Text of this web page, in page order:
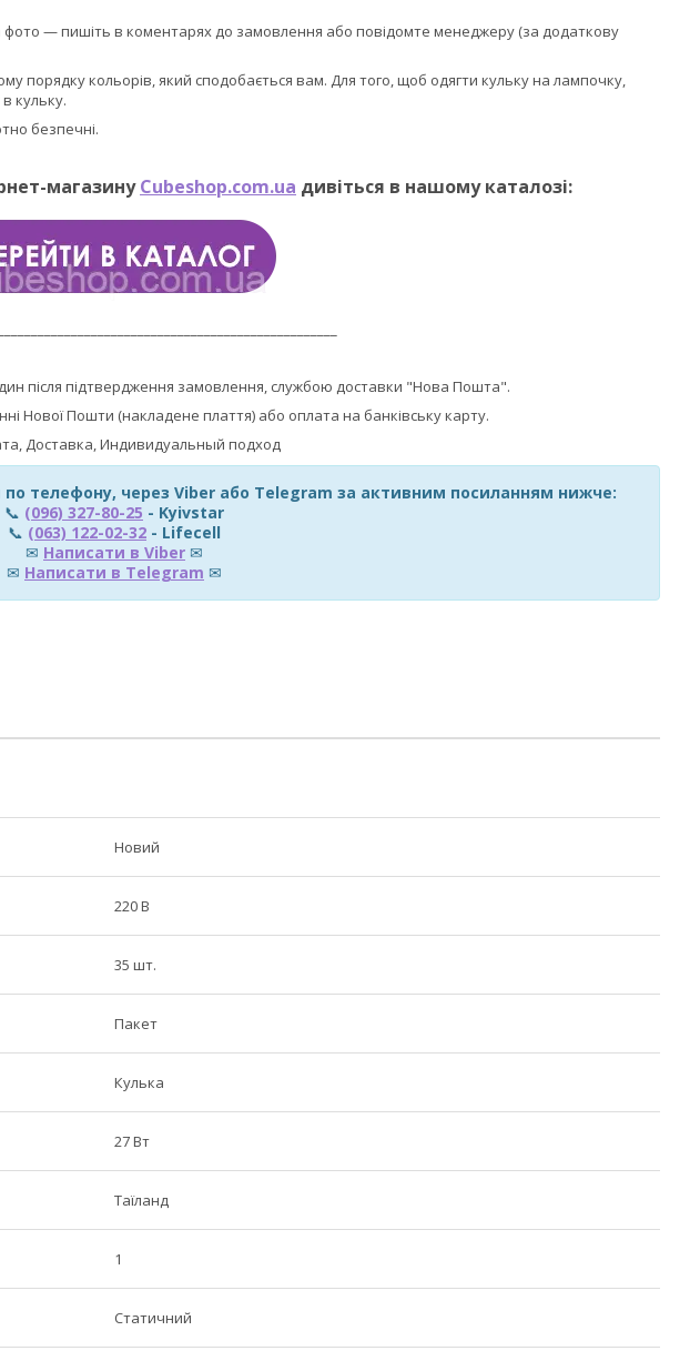
фото — пишіть в коментарях до замовлення або повідомте менеджеру (за додаткову
порядку кольорів, який сподобається вам. Для того, щоб одягти кульку на лампочку,
кульку.
безпечні.
магазинуCubeshop.com.ua дивіться в нашому каталозі:
після підтвердження замовлення, службою доставки "Нова Пошта".
Нової Пошти (накладене плаття) або оплата на банківську карту.
телефону, через Viber або Telegram за активним посиланням нижче:
📞 (096) 327-80-25 - Kyivstar
📞 (063) 122-02-32 - Lifecell
✉ Написати в Viber ✉
✉ Написати в Telegram ✉
Новий
220 В
35 шт.
Пакет
Кулька
27 Вт
Таїланд
1
Статичний